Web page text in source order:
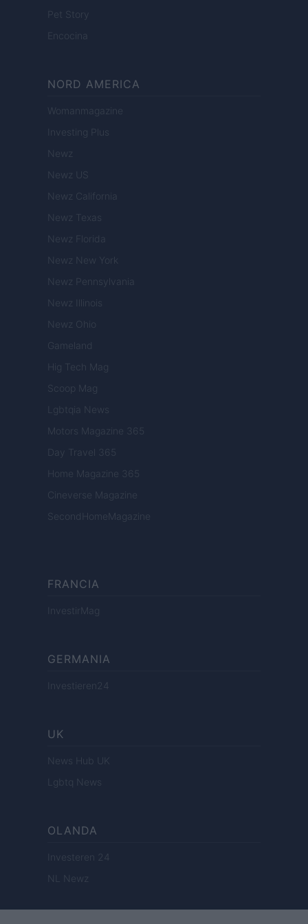
Pet Story
Encocina
NORD AMERICA
Womanmagazine
Investing Plus
Newz
Newz US
Newz California
Newz Texas
Newz Florida
Newz New York
Newz Pennsylvania
Newz Illinois
Newz Ohio
Gameland
Hig Tech Mag
Scoop Mag
Lgbtqia News
Motors Magazine 365
Day Travel 365
Home Magazine 365
Cineverse Magazine
SecondHomeMagazine
FRANCIA
InvestirMag
GERMANIA
Investieren24
UK
News Hub UK
Lgbtq News
OLANDA
Investeren 24
NL Newz